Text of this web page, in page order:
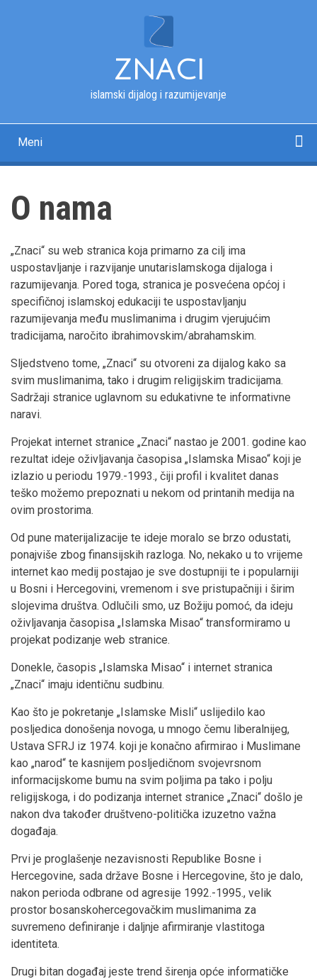
ZNACI
islamski dijalog i razumijevanje
Main
navigation
Meni
O nama
„Znaci“ su web stranica koja primarno za cilj ima
uspostavljanje i razvijanje unutarislamskoga dijaloga i
razumijevanja. Pored toga, stranica je posvećena općoj i
specifičnoj islamskoj edukaciji te uspostavljanju
razumijevanja među muslimanima i drugim vjerujućim
tradicijama, naročito ibrahimovskim/abrahamskim.
Sljedstveno tome, „Znaci“ su otvoreni za dijalog kako sa
svim muslimanima, tako i drugim religijskim tradicijama.
Sadržaji stranice uglavnom su edukativne te informativne
naravi.
Projekat internet stranice „Znaci“ nastao je 2001. godine kao
rezultat ideje oživljavanja časopisa „Islamska Misao“ koji je
izlazio u periodu 1979.-1993., čiji profil i kvalitet danas
teško možemo prepoznati u nekom od printanih medija na
ovim prostorima.
Od pune materijalizacije te ideje moralo se brzo odustati,
ponajviše zbog finansijskih razloga. No, nekako u to vrijeme
internet kao medij postajao je sve dostupniji te i popularniji
u Bosni i Hercegovini, vremenom i sve pristupačniji i širim
slojevima društva. Odlučili smo, uz Božiju pomoć, da ideju
oživljavanja časopisa „Islamska Misao“ transformiramo u
projekat podizanje web stranice.
Donekle, časopis „Islamska Misao“ i internet stranica
„Znaci“ imaju identičnu sudbinu.
Kao što je pokretanje „Islamske Misli“ uslijedilo kao
posljedica donošenja novoga, u mnogo čemu liberalnijeg,
Ustava SFRJ iz 1974. koji je konačno afirmirao i Muslimane
kao „narod“ te kasnijem posljedičnom svojevrsnom
informacijskome bumu na svim poljima pa tako i polju
religijskoga, i do podizanja internet stranice „Znaci“ došlo je
nakon dva također društveno-politička izuzetno važna
događaja.
Prvi je proglašenje nezavisnosti Republike Bosne i
Hercegovine, sada države Bosne i Hercegovine, što je dalo,
nakon perioda odbrane od agresije 1992.-1995., velik
prostor bosanskohercegovačkim muslimanima za
suvremeno definiranje i daljnje afirmiranje vlastitoga
identiteta.
Drugi bitan događaj jeste trend širenja opće informatičke